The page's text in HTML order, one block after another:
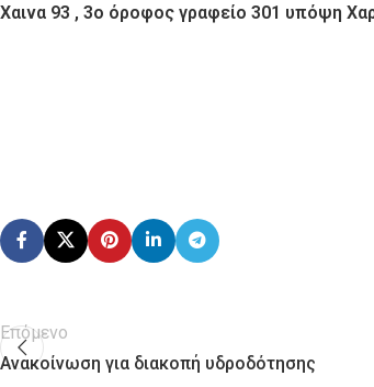
Χαινα 93 , 3ο όροφος γραφείο 301 υπόψη
Επόμενο
Ανακοίνωση για διακοπή υδροδότησης